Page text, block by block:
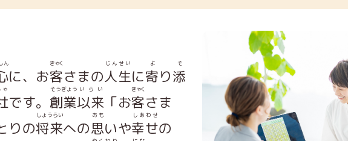
ん
に、お客
きゃく
さまの人生
じんせい
に寄
よ
り添
そ
です。 創業
そうぎょう
以来
いらい
「お客
きゃく
さま
りの将来
しょうらい
への思
おも
いや幸せ
しあわせ
の